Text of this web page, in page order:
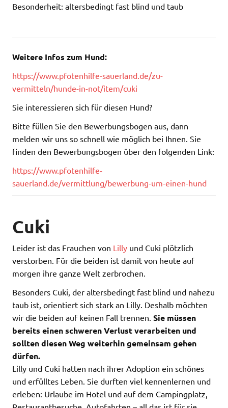
Besonderheit: altersbedingt fast blind und taub
Weitere Infos zum Hund:
https://www.pfotenhilfe-sauerland.de/zu-
vermitteln/hunde-in-not/item/cuki
Sie interessieren sich für diesen Hund?
Bitte füllen Sie den Bewerbungsbogen aus, dann
melden wir uns so schnell wie möglich bei Ihnen. Sie
finden den Bewerbungsbogen über den folgenden Link:
https://www.pfotenhilfe-
sauerland.de/vermittlung/bewerbung-um-einen-hund
Cuki
Leider ist das Frauchen von Lilly und Cuki plötzlich
verstorben. Für die beiden ist damit von heute auf
morgen ihre ganze Welt zerbrochen.
Besonders Cuki, der altersbedingt fast blind und nahezu
taub ist, orientiert sich stark an Lilly. Deshalb möchten
wir die beiden auf keinen Fall trennen. Sie müssen
bereits einen schweren Verlust verarbeiten und
sollten diesen Weg weiterhin gemeinsam gehen
dürfen.
Lilly und Cuki hatten nach ihrer Adoption ein schönes
und erfülltes Leben. Sie durften viel kennenlernen und
erleben: Urlaube im Hotel und auf dem Campingplatz,